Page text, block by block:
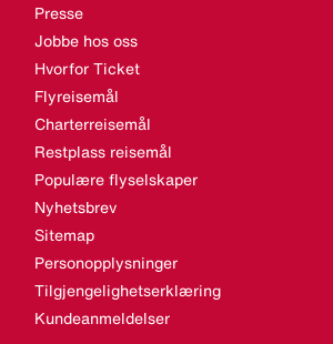
Presse
Jobbe hos oss
Hvorfor Ticket
Flyreisemål
Charterreisemål
Restplass reisemål
Populære flyselskaper
Nyhetsbrev
Sitemap
Personopplysninger
Tilgjengelighetserklæring
Kundeanmeldelser